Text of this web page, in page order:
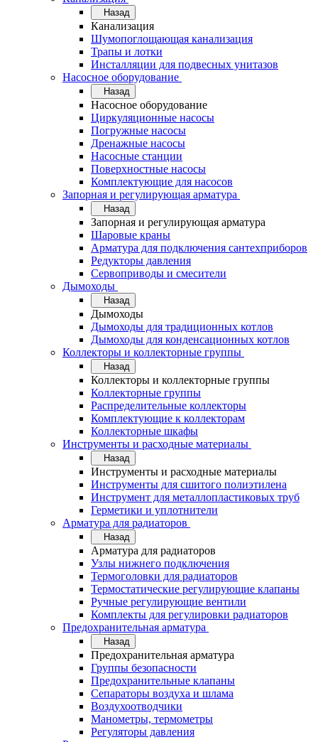
Назад
Канализация
Шумопоглощающая канализация
Трапы и лотки
Инсталляции для подвесных унитазов
Насосное оборудование
Назад
Насосное оборудование
Циркуляционные насосы
Погружные насосы
Дренажные насосы
Насосные станции
Поверхностные насосы
Комплектующие для насосов
Запорная и регулирующая арматура
Назад
Запорная и регулирующая арматура
Шаровые краны
Арматура для подключения сантехприборов
Редукторы давления
Сервоприводы и смесители
Дымоходы
Назад
Дымоходы
Дымоходы для традиционных котлов
Дымоходы для конденсационных котлов
Коллекторы и коллекторные группы
Назад
Коллекторы и коллекторные группы
Коллекторные группы
Распределительные коллекторы
Комплектующие к коллекторам
Коллекторные шкафы
Инструменты и расходные материалы
Назад
Инструменты и расходные материалы
Инструменты для сшитого полиэтилена
Инструмент для металлопластиковых труб
Герметики и уплотнители
Арматура для радиаторов
Назад
Арматура для радиаторов
Узлы нижнего подключения
Термоголовки для радиаторов
Термостатические регулирующие клапаны
Ручные регулирующие вентили
Комплекты для регулировки радиаторов
Предохранительная арматура
Назад
Предохранительная арматура
Группы безопасности
Предохранительные клапаны
Сепараторы воздуха и шлама
Воздухоотводчики
Манометры, термометры
Регуляторы давления